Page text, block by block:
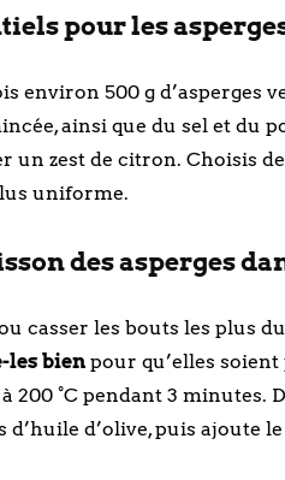
pour les
environ 500 g d’asperges
ainsi que du sel et
un zest de citron. Choisis
uniforme.
des asperges
casser les bouts les plus
les bien pour qu’elles
°C pendant 3 minutes.
d’huile d’olive, puis ajoute